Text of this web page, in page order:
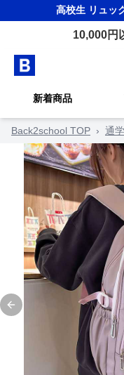
高校生 リュッ
10,000円
新着商品
Back2school TOP › 通
Previous slide